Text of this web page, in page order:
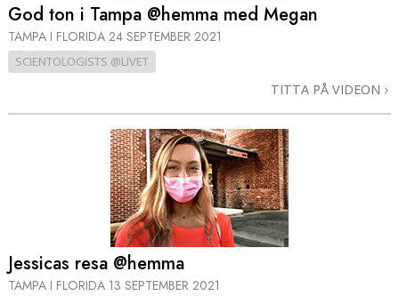
God ton i Tampa @hemma med Megan
TAMPA I FLORIDA 24 SEPTEMBER 2021
SCIENTOLOGISTS @LIVET
TITTA PÅ VIDEON
Jessicas resa @hemma
TAMPA I FLORIDA 13 SEPTEMBER 2021